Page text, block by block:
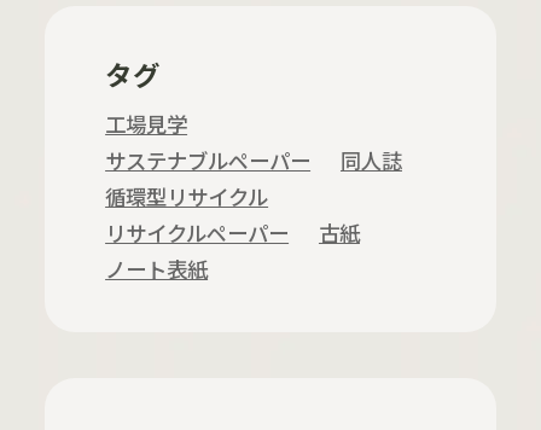
タグ
工場見学
サステナブルペーパー
同人誌
循環型リサイクル
リサイクルペーパー
古紙
ノート表紙